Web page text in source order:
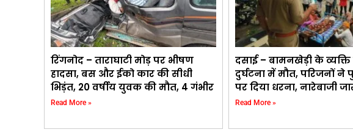
रिंगनोद – ताराघाटी मोड़ पर भीषण
हादसा, बस और ईको कार की सीधी
भिड़ंत, 20 वर्षीय युवक की मौत, 4 गंभीर
Read More »
दसाई – बामनखेड़ी के
दुर्घटना में मौत, परिजनों ने
पर दिया धरना, नारेबाजी
Read More »